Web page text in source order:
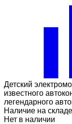
Детский
известного
легендарного
Наличие на складе
Нет в наличии